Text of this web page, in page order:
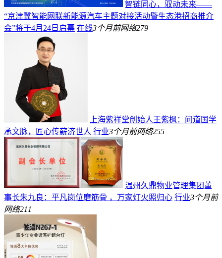
智链同心，驭动未来——
“京津冀智能网联新能源汽车主题对接活动暨生态港招商推介
会”将于4月24日启幕 在线3个月前网络279
上海紫祥堂创始人王紫枫：问道国学
承文脉，匠心传薪济世人 行业3个月前网络255
温州久鼎物业管理集团董
事长朱九良：​平凡岗位磨筋骨 ，万家灯火照归心 行业3个月前
网络211